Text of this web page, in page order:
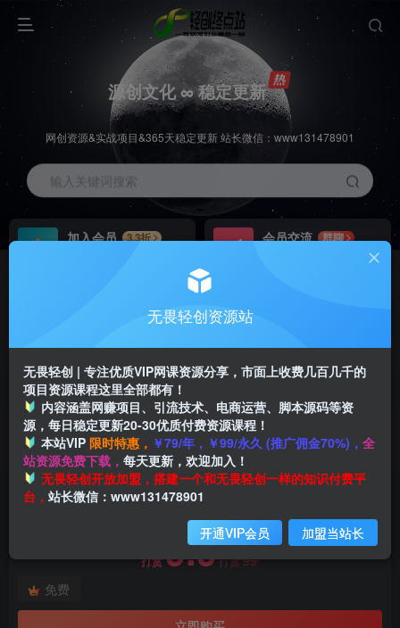
源创文化 ∞ 稳定更新
网创资源&实战项目&365天稳定更新 站长微信：www131478901
输入关键词搜索
加入会员
3.3折
会员交流
群聊
推广返佣高达70%
首页 创业课程 会员免费 正文
宝哥小红书店群项目，日入过千（图文教程）【揭秘】
此内容为付费阅读，请付费后查看
打赏9.9打赏99
免费
付费阅读
无畏轻创资源站
无畏轻创 | 专注优质VIP网课资源分享，市面上收费几百几千的
项目资源课程这里全部都有！
内容涵盖网赚项目、引流技术、电商运营、脚本源码等资
源，每日稳定更新20-30优质付费资源课程！
本站VIP 限时特惠， ￥79/年，￥99/永久 (推广佣金70%)， 全
站资源免费下载， 每天更新，欢迎加入！
无畏轻创开放加盟，搭建一个和无畏轻创一样的知识付费平
台， 站长微信：www131478901
开通VIP会员 加盟当站长